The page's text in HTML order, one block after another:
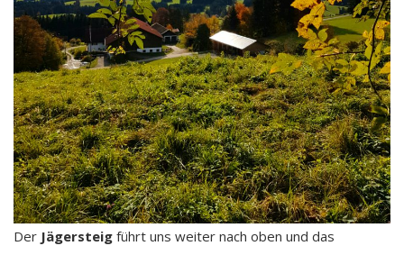
Der Jägersteig führt uns weiter nach oben und das